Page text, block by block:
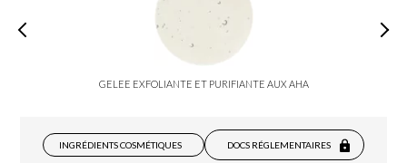
GELEE EXFOLIANTE ET PURIFIANTE AUX AHA
INGRÉDIENTS COSMÉTIQUES DOCS RÉGLEMENTAIRES